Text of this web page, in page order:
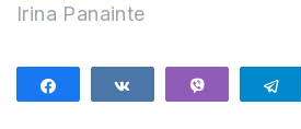
Irina Panainte